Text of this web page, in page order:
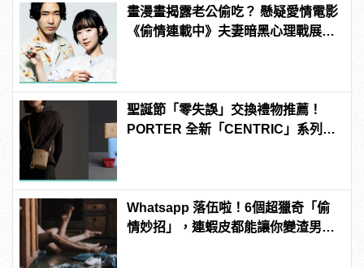
畫漫畫揭露老公偷吃？ 懸疑愛情電影
《偷情連載中》夫妻暗黑心理戰展
聖誕節「零失誤」交換禮物推薦！
PORTER 全新「CENTRIC」系列包
Whatsapp 落伍啦！6個超獵奇「偷
情妙招」，連蝦皮都能讓你變渣男？